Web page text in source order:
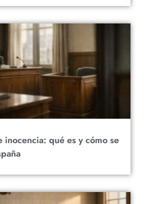
inocencia: qué es y cómo se